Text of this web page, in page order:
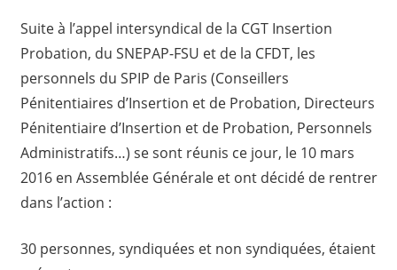
Suite à l’appel intersyndical de la CGT Insertion
Probation, du SNEPAP-FSU et de la CFDT, les
personnels du SPIP de Paris (Conseillers
Pénitentiaires d’Insertion et de Probation, Directeurs
Pénitentiaire d’Insertion et de Probation, Personnels
Administratifs…) se sont réunis ce jour, le 10 mars
2016 en Assemblée Générale et ont décidé de rentrer
dans l’action :
30 personnes, syndiquées et non syndiquées, étaient